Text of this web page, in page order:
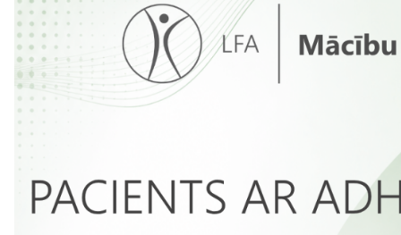
m
a
g
e